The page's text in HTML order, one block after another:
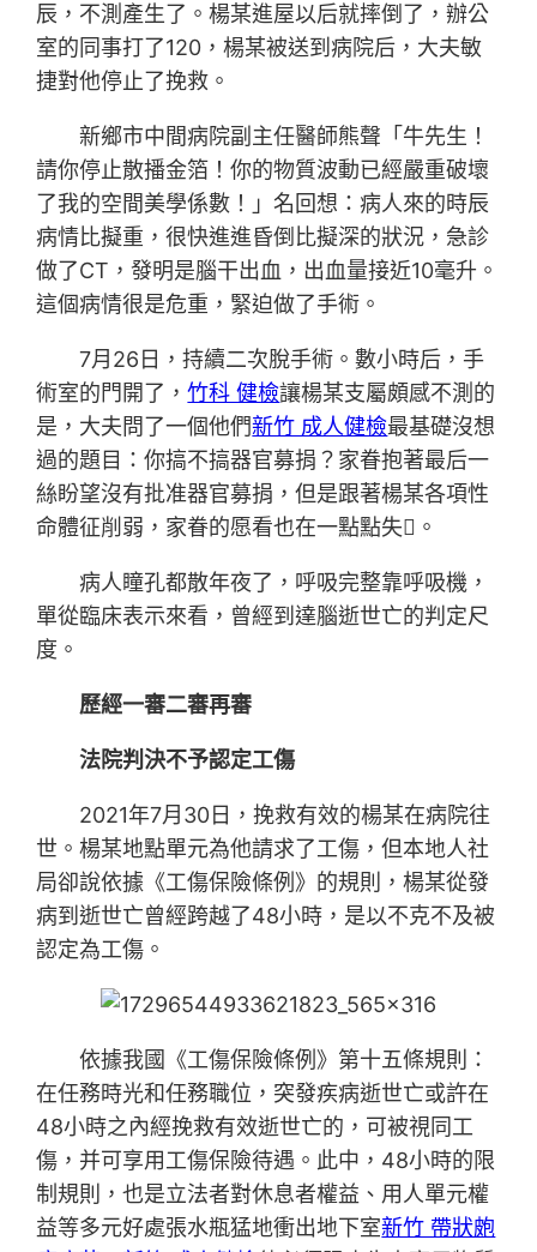
辰，不測產生了。楊某進屋以后就摔倒了，辦公
室的同事打了120，楊某被送到病院后，大夫敏
捷對他停止了挽救。
新鄉市中間病院副主任醫師熊聲「牛先生！
請你停止散播金箔！你的物質波動已經嚴重破壞
了我的空間美學係數！」名回想：病人來的時辰
病情比擬重，很快進進昏倒比擬深的狀況，急診
做了CT，發明是腦干出血，出血量接近10毫升。
這個病情很是危重，緊迫做了手術。
7月26日，持續二次脫手術。數小時后，手
術室的門開了，竹科 健檢讓楊某支屬頗感不測的
是，大夫問了一個他們新竹 成人健檢最基礎沒想
過的題目：你搞不搞器官募捐？家眷抱著最后一
絲盼望沒有批准器官募捐，但是跟著楊某各項性
命體征削弱，家眷的愿看也在一點點失。
病人瞳孔都散年夜了，呼吸完整靠呼吸機，
單從臨床表示來看，曾經到達腦逝世亡的判定尺
度。
歷經一審二審再審
法院判決不予認定工傷
2021年7月30日，挽救有效的楊某在病院往
世。楊某地點單元為他請求了工傷，但本地人社
局卻說依據《工傷保險條例》的規則，楊某從發
病到逝世亡曾經跨越了48小時，是以不克不及被
認定為工傷。
依據我國《工傷保險條例》第十五條規則：
在任務時光和任務職位，突發疾病逝世亡或許在
48小時之內經挽救有效逝世亡的，可被視同工
傷，并可享用工傷保險待遇。此中，48小時的限
制規則，也是立法者對休息者權益、用人單元權
益等多元好處張水瓶猛地衝出地下室新竹 帶狀皰